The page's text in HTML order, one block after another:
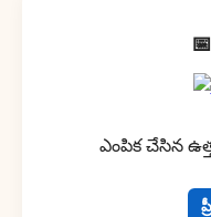
ఎంపిక చేసిన